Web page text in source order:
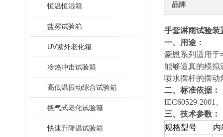
恒温恒湿箱
盐雾试验箱
UV紫外老化箱
冷热冲击试验箱
高低温振动综合试验箱
换气式老化试验箱
快速升降温试验箱
品牌
手套淋雨试验装
一、用途：
豪恩系列 适用于
能够逼真的模拟
喷水摆杆的摆动
二、 标准依据：
IEC60529-2001
三、技术参数：
规格型号
内